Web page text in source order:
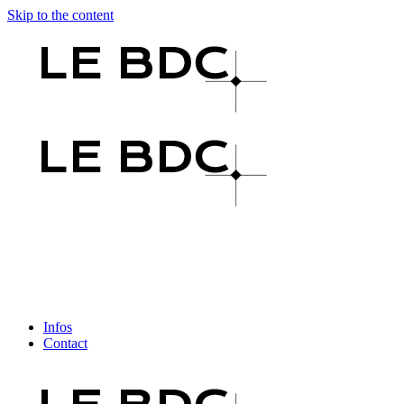
Skip to the content
Infos
Contact